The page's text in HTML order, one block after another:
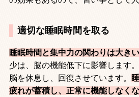
適切な睡眠時間を取る
睡眠時間と集中力の関わりは大きい
少は、脳の機能低下に影響します
脳を休息し、回復させています。
疲れが蓄積し、正常に機能しなくな